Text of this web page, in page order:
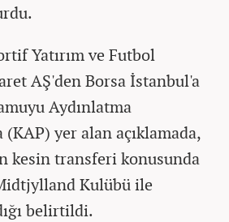
Yatırım ve Futbol
AŞ'den Borsa İstanbul'a
Aydınlatma
yer alan açıklamada,
kesin transferi konusunda
Kulübü ile
belirtildi.